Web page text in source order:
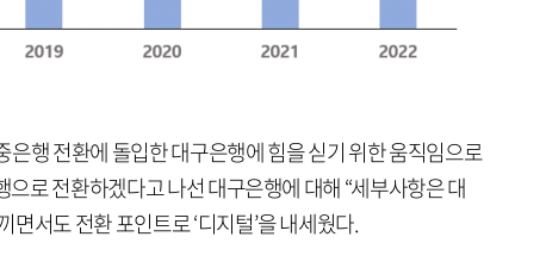
은행 전환에 돌입한 대구은행에 힘을 싣기 위한 움직임으로
으로 전환하겠다고 나선 대구은행에 대해 “세부사항은 대
서도 전환 포인트로 ‘디지털’을 내세웠다.